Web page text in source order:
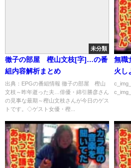
未分類
徹子の部屋 樫山文枝[字]…の番
組内容解析まとめ
出典：EPGの番組情報 徹子の部屋 樫山
文枝～昨年逝った夫…俳優・綿引勝彦さん
の見事な最期～樫山文枝さんが今日のゲス
トです。◇ゲスト女優・樫...
無職
火し
痛く